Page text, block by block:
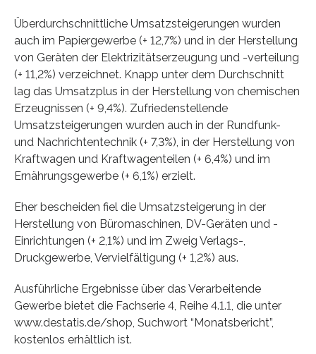
Überdurchschnittliche Umsatzsteigerungen wurden
auch im Papiergewerbe (+ 12,7%) und in der Herstellung
von Geräten der Elektrizitätserzeugung und -verteilung
(+ 11,2%) verzeichnet. Knapp unter dem Durchschnitt
lag das Umsatzplus in der Herstellung von chemischen
Erzeugnissen (+ 9,4%). Zufriedenstellende
Umsatzsteigerungen wurden auch in der Rundfunk-
und Nachrichtentechnik (+ 7,3%), in der Herstellung von
Kraftwagen und Kraftwagenteilen (+ 6,4%) und im
Ernährungsgewerbe (+ 6,1%) erzielt.
Eher bescheiden fiel die Umsatzsteigerung in der
Herstellung von Büromaschinen, DV-Geräten und -
Einrichtungen (+ 2,1%) und im Zweig Verlags-,
Druckgewerbe, Vervielfältigung (+ 1,2%) aus.
Ausführliche Ergebnisse über das Verarbeitende
Gewerbe bietet die Fachserie 4, Reihe 4.1.1, die unter
www.destatis.de/shop, Suchwort “Monatsbericht”,
kostenlos erhältlich ist.